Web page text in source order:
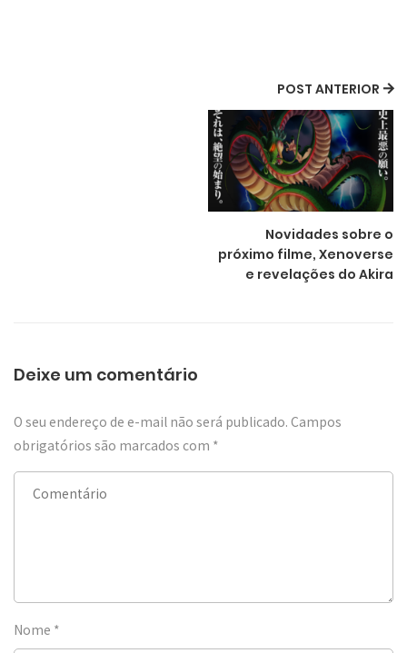
POST ANTERIOR
Novidades sobre o
próximo filme, Xenoverse
e revelações do Akira
Deixe um comentário
O seu endereço de e-mail não será publicado. Campos
obrigatórios são marcados com *
Nome *